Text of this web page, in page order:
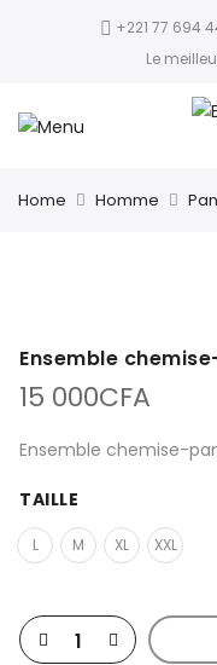
+221 77 694
Le
Home Homme
Ensemble
15 000CFA
Ensemble chemise-
TAILLE
L M XL XXL